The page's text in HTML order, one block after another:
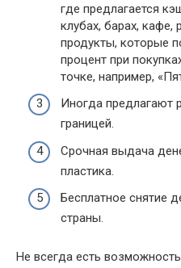
где предлагается
клубах, барах, кафе,
продукты, которые
процент при
точке, например,
Иногда предлагают
границей.
Срочная выдача
пластика.
Бесплатное снятие
страны.
Не всегда есть